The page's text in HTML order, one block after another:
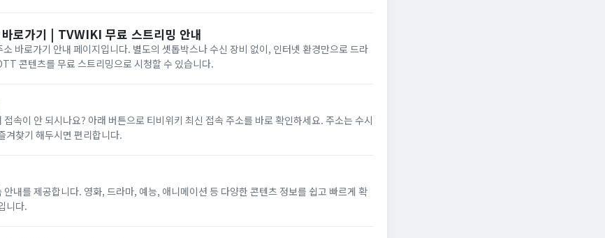
로가기 | TVWIKI 무료 스트리밍 안내
바로가기 안내 페이지입니다. 별도의 셋톱박스나 수신 장비 없이, 인터넷 환경만으로 드라
콘텐츠를 무료 스트리밍으로 시청할 수 있습니다.
속이 안 되시나요? 아래 버튼으로 티비위키 최신 접속 주소를 바로 확인하세요. 주소는 수시
겨찾기 해두시면 편리합니다.
안내를 제공합니다. 영화, 드라마, 예능, 애니메이션 등 다양한 콘텐츠 정보를 쉽고 빠르게 확
니다.